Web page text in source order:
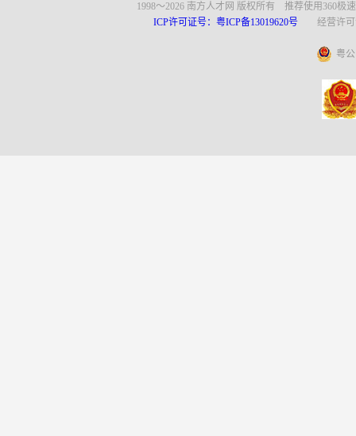
1998～2026南方人才网 版权所有 推荐使用360极
ICP许可证号：粤ICP备13019620号经营许可证
粤